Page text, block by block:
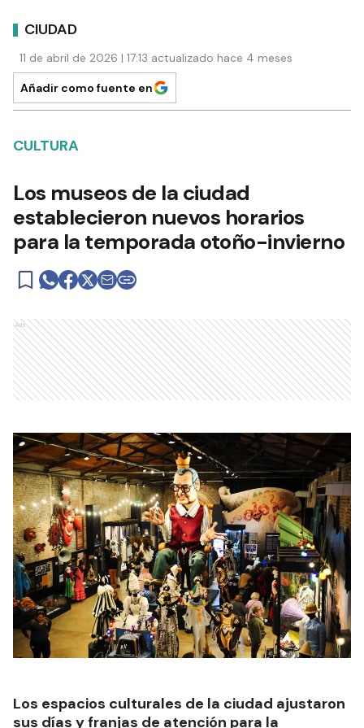
CIUDAD
11 de abril de 2026 | 17:13 actualizado hace 4 meses
Añadir como fuente en
CULTURA
Los museos de la ciudad
establecieron nuevos horarios
para la temporada otoño-invierno
Ads
Los espacios culturales de la ciudad ajustaron
sus días y franjas de atención para la